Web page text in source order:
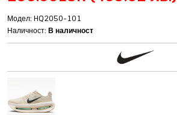
Модел: HQ2050-101
Наличност:В наличност